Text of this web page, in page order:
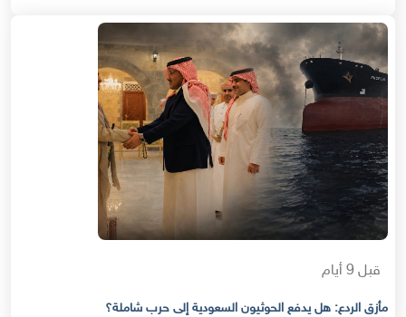
قبل 9 أيام
مأزق الردع: هل يدفع الحوثيون السعودية إلى حرب شاملة؟